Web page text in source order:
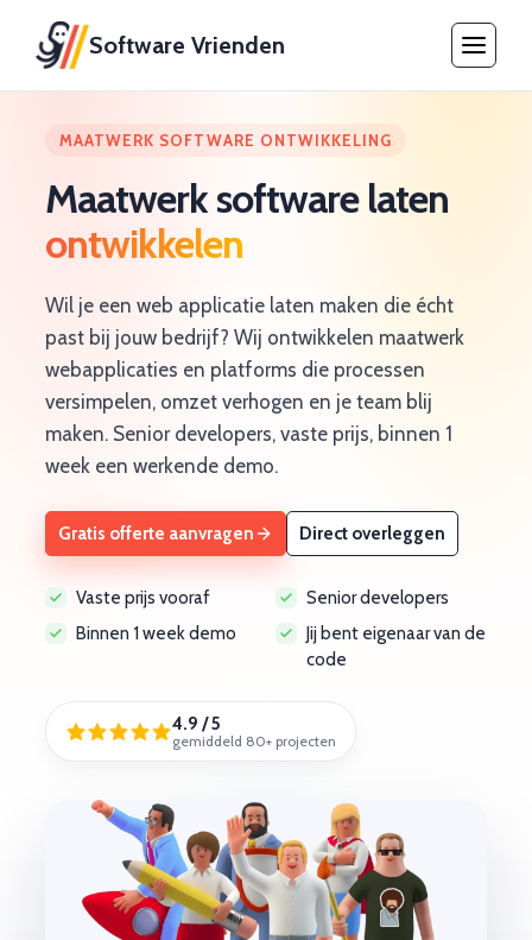
Software Vrienden
MAATWERK SOFTWARE ONTWIKKELING
Maatwerk software laten
ontwikkelen
Wil je een web applicatie laten maken die écht
past bij jouw bedrijf? Wij ontwikkelen maatwerk
webapplicaties en platforms die processen
versimpelen, omzet verhogen en je team blij
maken. Senior developers, vaste prijs, binnen 1
week een werkende demo.
Gratis offerte aanvragen Direct overleggen
Vaste prijs vooraf
Senior developers
Binnen 1 week demo
Jij bent eigenaar van de
code
4.9 / 5
gemiddeld 80+ projecten